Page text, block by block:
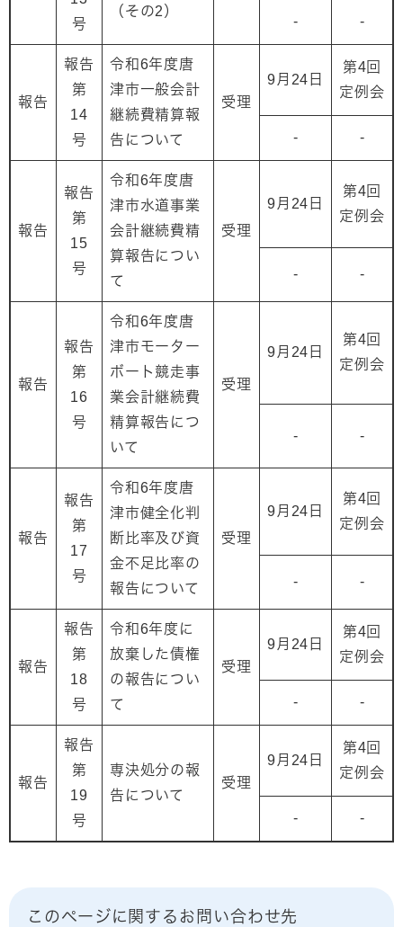
号
（その2）
- -
報告
報告
第
14
号
令和6年度唐
津市一般会計
継続費精算報
告について
受理
9月24日
第4回
定例会
- -
報告
報告
第
15
号
令和6年度唐
津市水道事業
会計継続費精
算報告につい
て
受理
9月24日
第4回
定例会
- -
報告
報告
第
16
号
令和6年度唐
津市モーター
ボート競走事
業会計継続費
精算報告につ
いて
受理
9月24日
第4回
定例会
- -
報告
報告
第
17
号
令和6年度唐
津市健全化判
断比率及び資
金不足比率の
報告について
受理
9月24日
第4回
定例会
- -
報告
報告
第
18
号
令和6年度に
放棄した債権
の報告につい
て
受理
9月24日
第4回
定例会
- -
報告
報告
第
19
号
専決処分の報
告について
受理
9月24日
第4回
定例会
- -
このページに関するお問い合わせ先